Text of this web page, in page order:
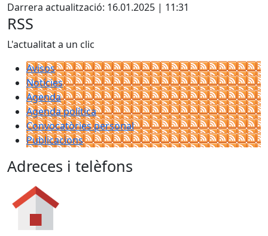
Darrera actualització: 16.01.2025 | 11:31
RSS
L'actualitat a un clic
Avisos
Notícies
Agenda
Agenda política
Convocatòries personal
Publicacions
Adreces i telèfons